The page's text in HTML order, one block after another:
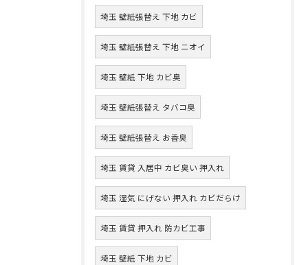
埼玉 壁紙張替え 下地 カビ
埼玉 壁紙張替え 下地 ニオイ
埼玉 壁紙 下地 カビ臭
埼玉 壁紙張替え タバコ臭
埼玉 壁紙張替え お香臭
埼玉 賃貸 入居中 カビ臭い 押入れ
埼玉 湿気 にげない 押入れ カビだらけ
埼玉 賃貸 押入れ 防カビ工事
埼玉 壁紙 下地 カビ